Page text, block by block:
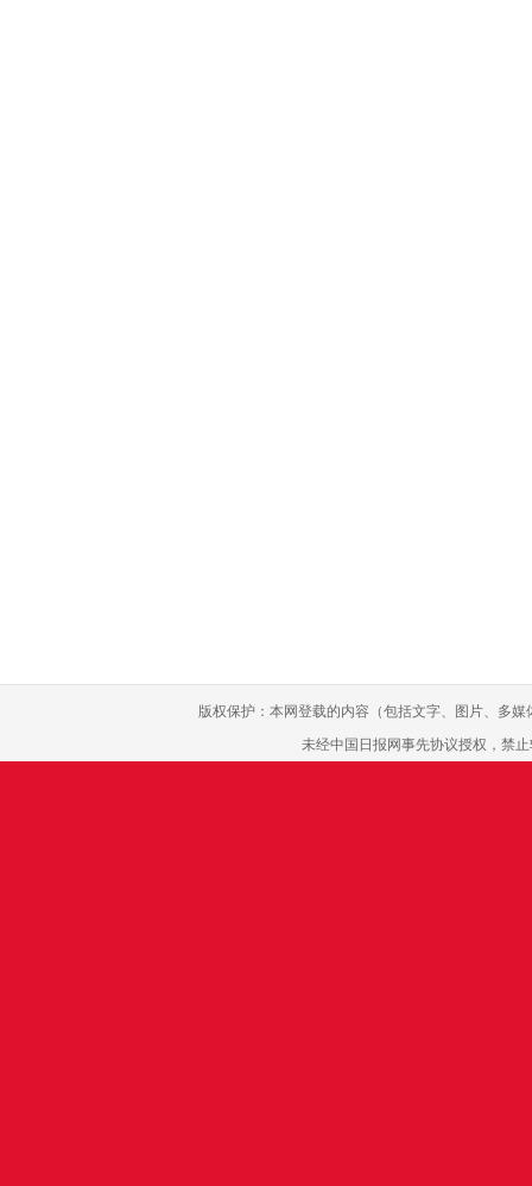
版权保护：本网登载的内容（包括文字、图片、多
未经中国日报网事先协议授权，禁止